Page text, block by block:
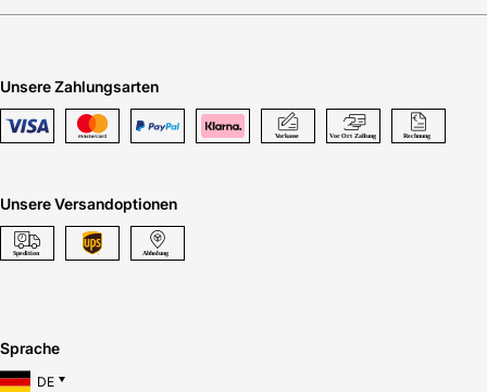
Unsere Zahlungsarten
Unsere Versandoptionen
Sprache
DE